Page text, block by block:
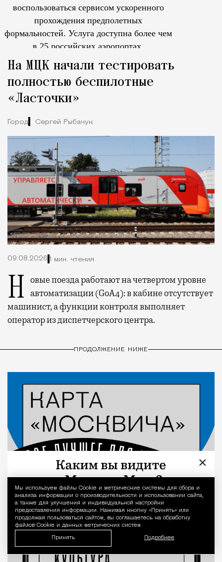
Уведомление
Мы используем файлы Сookie и метрические системы для сбора и
анализа информации о производительности и использовании сайта,
а также для улучшения и индивидуальной настройки
предоставления информации. Нажимая кнопку «Принять» или
продолжая пользоваться сайтом, вы соглашаетесь на обработку
файлов Cookie и данных метрических систем.
Принять Подробнее
воспользоваться сервисом ускоренного
прохождения предполетных
формальностей. Услуга доступна более чем
в 25 российских аэропортах.
На МЦК начали тестировать
полностью беспилотные
«Ласточки»
Город Сергей Рыбачук
09.08.2026 1 мин. чтения
Новые поезда работают на четвертом уровне автоматизации (GoA4): в кабине отсутствует
машинист, а функции контроля выполняет
оператор из диспетчерского центра.
ПРОДОЛЖЕНИЕ НИЖЕ
×